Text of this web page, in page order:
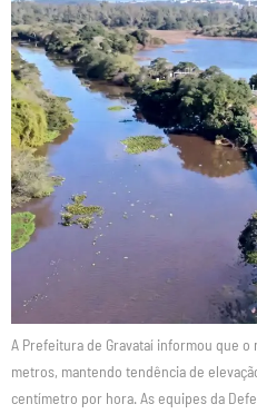
A Prefeitura de Gravataí informou que o
metros, mantendo tendência de
centímetro por hora. As equipes da